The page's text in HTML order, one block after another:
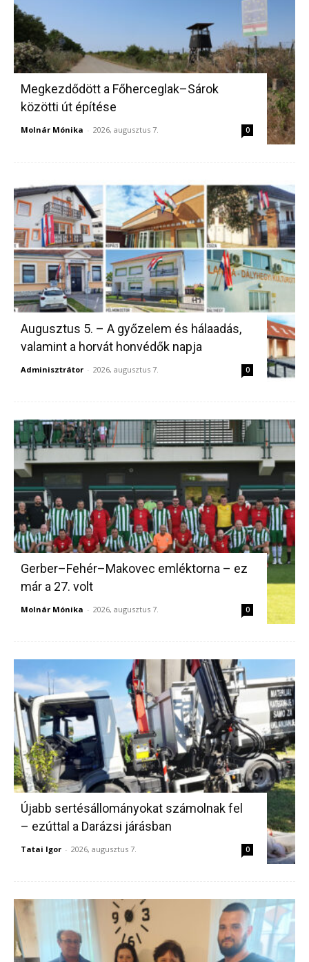
Megkezdődött a Főherceglak–Sárok
közötti út építése
Molnár Mónika - 2026, augusztus 7. 0
Augusztus 5. – A győzelem és hálaadás,
valamint a horvát honvédők napja
Adminisztrátor - 2026, augusztus 7. 0
Gerber–Fehér–Makovec emléktorna – ez
már a 27. volt
Molnár Mónika - 2026, augusztus 7. 0
Újabb sertésállományokat számolnak fel
– ezúttal a Darázsi járásban
Tatai Igor - 2026, augusztus 7. 0